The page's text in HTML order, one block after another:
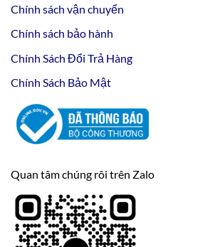
Chính sách vận chuyển
Chính sách bảo hành
Chính Sách Đổi Trả Hàng
Chính Sách Bảo Mật
Quan tâm chúng rôi trên Zalo